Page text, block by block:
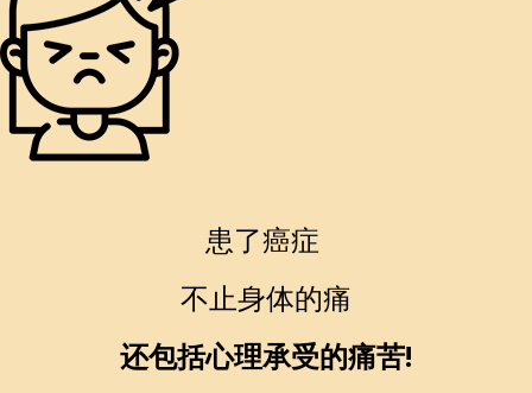
患了癌症
不止身体的痛
还包括心理承受的痛苦!